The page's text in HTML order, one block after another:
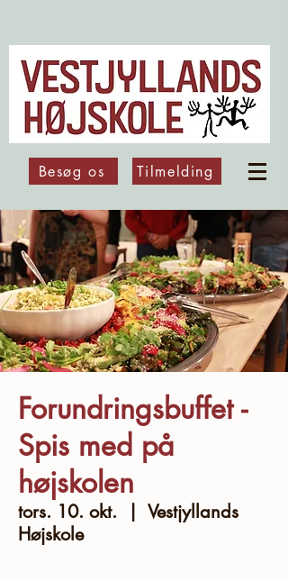
Besøg os Tilmelding
Forundringsbuffet -
Spis med på
højskolen
tors. 10. okt.
  |
Vestjyllands
Højskole